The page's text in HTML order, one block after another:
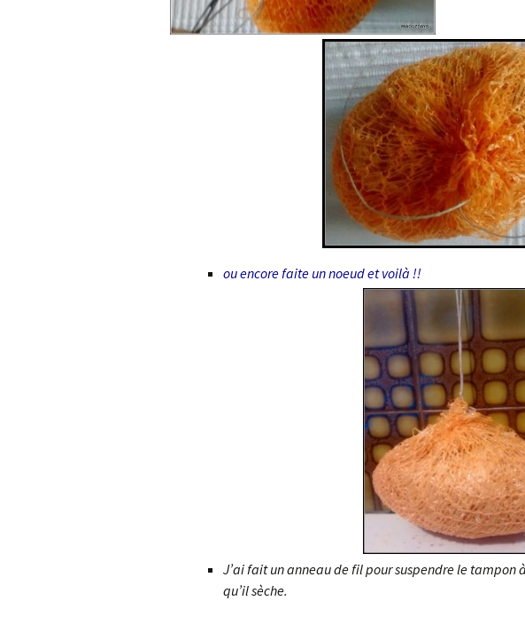
ou encore faite un noeud et voilà !!
J’ai fait un anneau de fil pour suspendre le tampon
qu’il sèche.